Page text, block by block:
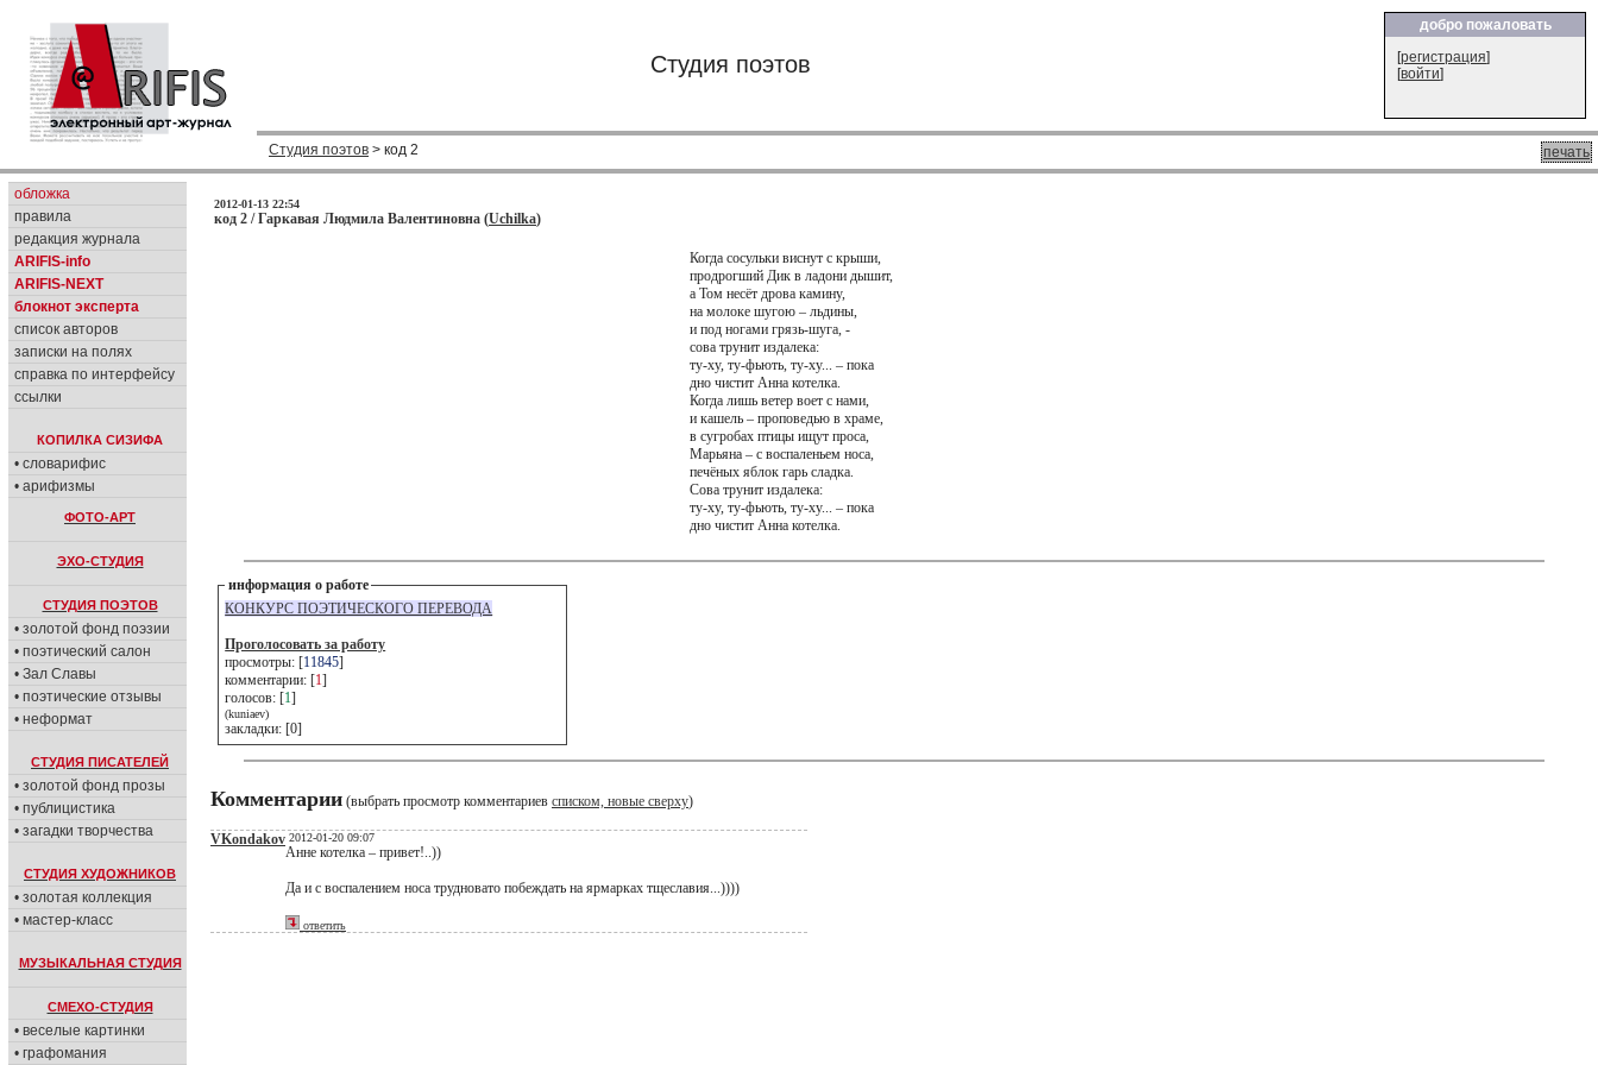
Студия поэтов
добро пожаловать
[регистрация]
[войти]
печать
Студия поэтов > код 2
обложка
правила
редакция журнала
ARIFIS-info
ARIFIS-NEXT
блокнот эксперта
список авторов
записки на полях
справка по интерфейсу
ссылки
КОПИЛКА СИЗИФА
• словарифис
• арифизмы
ФОТО-АРТ
ЭХО-СТУДИЯ
СТУДИЯ ПОЭТОВ
• золотой фонд поэзии
• поэтический салон
• Зал Славы
• поэтические отзывы
• неформат
СТУДИЯ ПИСАТЕЛЕЙ
• золотой фонд прозы
• публицистика
• загадки творчества
СТУДИЯ ХУДОЖНИКОВ
• золотая коллекция
• мастер-класс
МУЗЫКАЛЬНАЯ СТУДИЯ
СМЕХО-СТУДИЯ
• веселые картинки
• графомания
2012-01-13 22:54
код 2 / Гаркавая Людмила Валентиновна (Uchilka)
Когда сосульки виснут с крыши,
продрогший Дик в ладони дышит,
а Том несёт дрова камину,
на молоке шугою – льдины,
и под ногами грязь-шуга, -
сова трунит издалека:
ту-ху, ту-фьють, ту-ху... – пока
дно чистит Анна котелка.
Когда лишь ветер воет с нами,
и кашель – проповедью в храме,
в сугробах птицы ищут проса,
Марьяна – с воспаленьем носа,
печёных яблок гарь сладка.
Сова трунит издалека:
ту-ху, ту-фьють, ту-ху... – пока
дно чистит Анна котелка.
информация о работе
КОНКУРС ПОЭТИЧЕСКОГО ПЕРЕВОДА
Проголосовать за работу
просмотры: [11845]
комментарии: [1]
голосов: [1]
(kuniaev)
закладки: [0]
Комментарии (выбрать просмотр комментариев списком, новые сверху)
VKondakov 2012-01-20 09:07
Анне котелка – привет!..))
Да и с воспалением носа трудновато побеждать на ярмарках тщеславия...))))
ответить